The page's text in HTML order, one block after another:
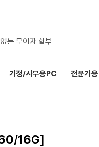
가정/사무용PC 전문가
16G]